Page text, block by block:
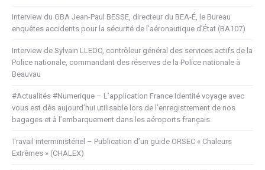
Interview du GBA Jean-Paul BESSE, directeur du BEA-É, le Bureau
enquêtes accidents pour la sécurité de l’aéronautique d’État (BA107)
Interview de Sylvain LLEDO, contrôleur général des services actifs de la
Police nationale, commandant des réserves de la Police nationale à
Beauvau
#Actualités #Numerique – L’application France Identité voyage avec
vous est dès aujourd’hui utilisable lors de l’enregistrement de nos
bagages et à l’embarquement dans les aéroports français
Travail interministériel – Publication d’un guide ORSEC « Chaleurs
Extrêmes » (CHALEX)